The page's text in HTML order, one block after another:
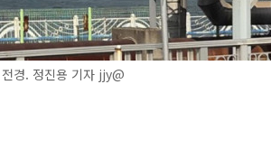
경. 정진용 기자 jjy@